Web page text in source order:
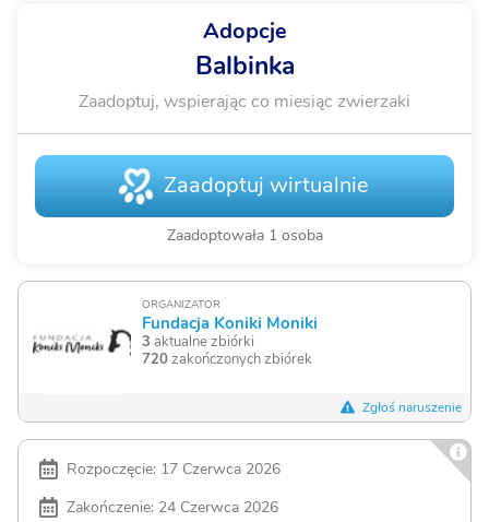
Adopcje
Balbinka
Zaadoptuj, wspierając co miesiąc zwierzaki
Zaadoptuj wirtualnie
Zaadoptowała 1 osoba
ORGANIZATOR
Fundacja Koniki Moniki
3 aktualne zbiórki
720zakończonych zbiórek
Zgłoś naruszenie
Rozpoczęcie: 17 Czerwca 2026
Zakończenie: 24 Czerwca 2026